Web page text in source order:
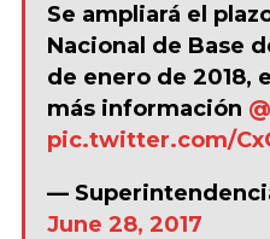
Se ampliará el
Nacional de Base
de enero de 2018,
más información
pic.twitter.com/
—
June 28, 2017